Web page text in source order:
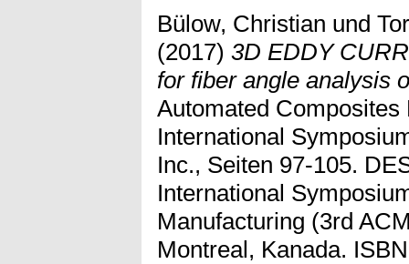
Bülow, Christian und
(2017) 3D EDDY
for fiber angle analysis
Automated
International
Inc., Seiten 97-105.
International
Manufacturing (3rd
Montreal, Kanada.